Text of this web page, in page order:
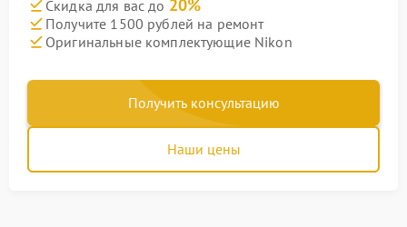
Скидка для вас до 20%
Получите 1500 рублей на ремонт
Оригинальные комплектующие Nikon
Получить консультацию
Наши цены